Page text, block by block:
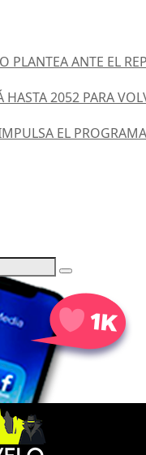
PLANTEA ANTE EL
HASTA 2052 PARA
EL